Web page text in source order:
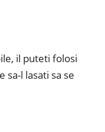
il puteti folosi
sa-l lasati sa se